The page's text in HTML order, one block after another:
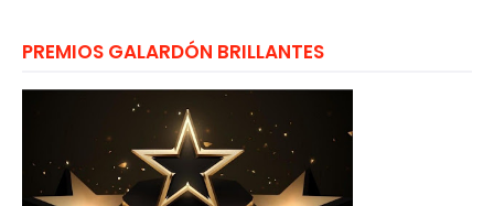
PREMIOS GALARDÓN BRILLANTES